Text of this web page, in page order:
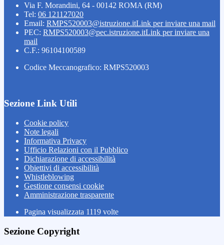
Via F. Morandini, 64 - 00142 ROMA (RM)
Tel: 06 121127020
Email: RMPS520003@istruzione.itLink per inviare una mail
PEC: RMPS520003@pec.istruzione.itLink per inviare una
mail
C.F.: 96104100589
Codice Meccanografico: RMPS520003
Sezione Link Utili
Cookie policy
Note legali
Informativa Privacy
Ufficio Relazioni con il Pubblico
Dichiarazione di accessibilità
Obiettivi di accessibilità
Whistleblowing
Gestione consensi cookie
Amministrazione trasparente
Pagina visualizzata 1119 volte
Sezione Copyright